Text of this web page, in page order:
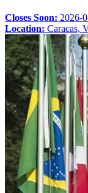
Closes Soon: 2026-
Location: Caracas,